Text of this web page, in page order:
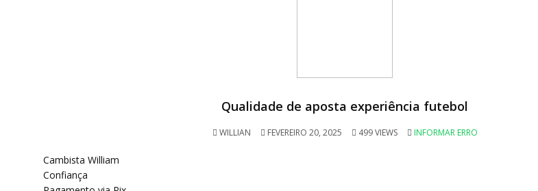
Qualidade de aposta experiência futebol
WILLIAN FEVEREIRO 20, 2025 499 VIEWS INFORMAR ERRO
Cambista William
Confiança